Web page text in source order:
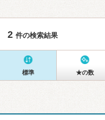
2 件の検索結果
標準 ★の数